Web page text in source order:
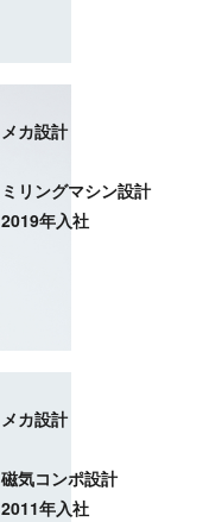
メカ設計
ミリングマシン設計
2019年入社
メカ設計
磁気コンポ設計
2011年入社